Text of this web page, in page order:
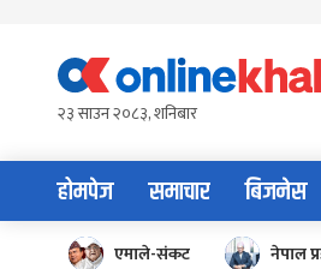
content२३ साउन २०८३, शनिबार
होमपेज समाचार बिजनेस
एमाले-संकट नेपाल